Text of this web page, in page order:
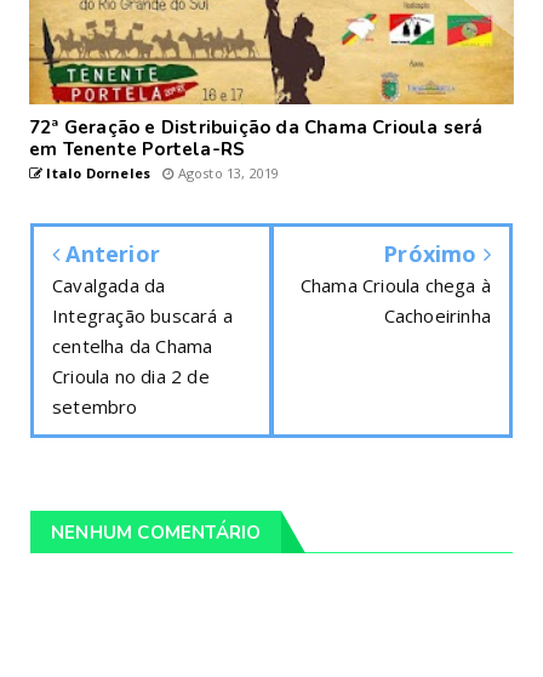
72ª Geração e Distribuição da Chama Crioula será
em Tenente Portela-RS
Italo Dorneles Agosto 13, 2019
Anterior
Cavalgada da
Integração buscará a
centelha da Chama
Crioula no dia 2 de
setembro
Próximo
Chama Crioula chega à
Cachoeirinha
NENHUM COMENTÁRIO